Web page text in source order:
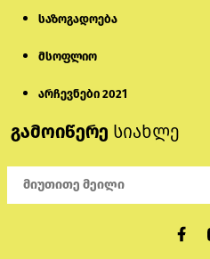
საზოგადოება
მსოფლიო
არჩევნები 2021
გამოიწერე სიახლე